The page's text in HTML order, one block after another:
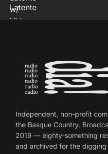
Independent, non-profit
the Basque Country.
2019 — eighty-something
and archived for the digging